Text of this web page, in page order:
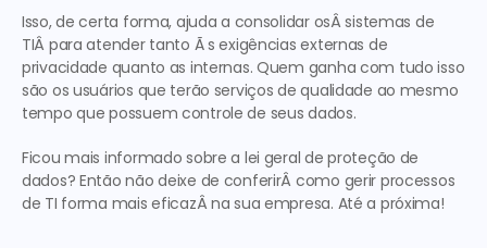
Isso, de certa forma, ajuda a consolidar osÂ sistemas de
TIÂ para atender tanto Ã s exigências externas de
privacidade quanto as internas. Quem ganha com tudo isso
são os usuários que terão serviços de qualidade ao mesmo
tempo que possuem controle de seus dados.
Ficou mais informado sobre a lei geral de proteção de
dados? Então não deixe de conferirÂ como gerir processos
de TI forma mais eficazÂ na sua empresa. Até a próxima!